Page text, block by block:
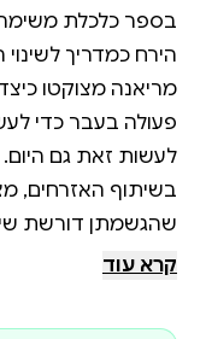
בספר כלכלת משימה
הירח כמדריך
מריאנה מצוקטו כיצד
פעולה בעבר כדי
לעשות זאת גם
בשיתוף האזרחים,
שהגשמתן דורשת
הממשלתי למגזר
חברות בנות קיימא
קרא עוד